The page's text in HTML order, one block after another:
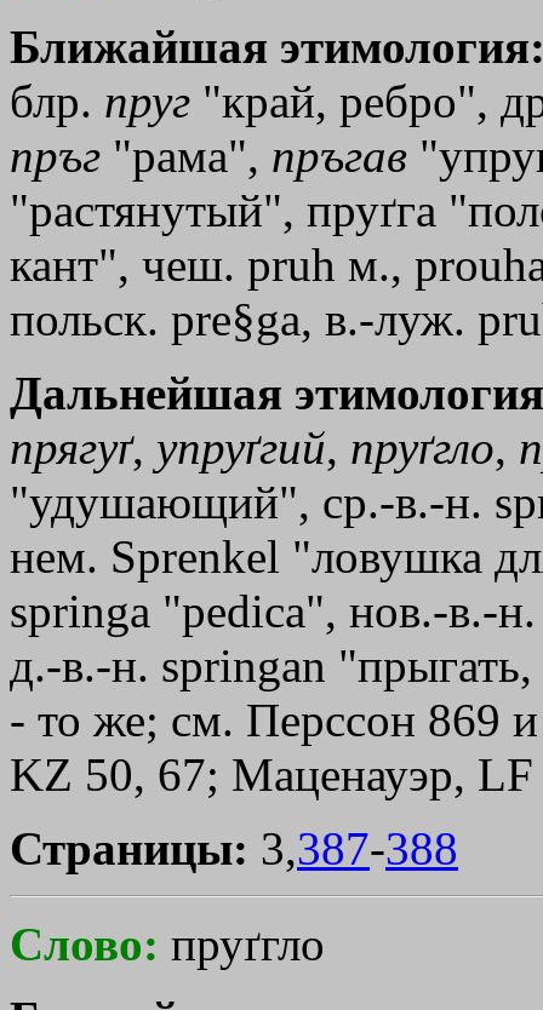
Ближайшая
блр. пруг "край, ребро",
пръг "рама", пръгав
"растянутый", пруґга
кант", чеш. pruh м.,
польск. pre§ga, в.-луж.
Дальнейшая
прягуґ, упруґгий, пруґгло,
"удушающий", ср.-в.-н.
нем. Sprenkel "ловушка
springa "реdiса", нов.-в.-
д.-в.-н. springan
- то же; см. Перссон 869
KZ 50, 67; Маценауэр,
Страницы: 3,387-388
Слово: пруґгло